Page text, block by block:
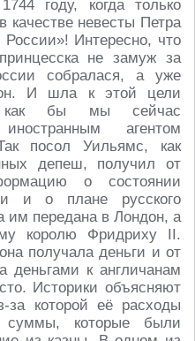
году, когда только
качестве невесты Петра
Интересно, что
не замуж за
собралася, а уже
И шла к этой цели
как бы мы сейчас
агентом
посол Уильямс, как
депеш, получил от
о состоянии
и о плане русского
им передана в Лондон, а
королю Фридриху II.
получала деньги и от
деньгами к англичанам
Историки объясняют
за которой её расходы
суммы, которые были